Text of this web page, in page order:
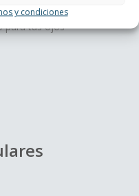
y condiciones
para tus ojos